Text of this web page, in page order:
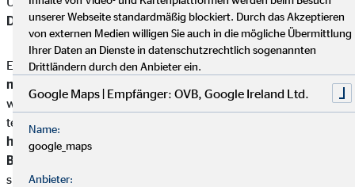
Depotund einerRentenversicherung:
Eineprivate Rentenversicherung kann lebenslang eine
monatliche Rente auszahlen,
unabhängig davon, wie alt du
wirst. Alternativ kann das angesparte Kapital auch ganz oder
teilweise auf einmal ausgezahlt werden. Bei einem
hängt die Auszahlung allein von der Entwicklung und dem
Bestand des investierten Kapitals
sind dafür meist geringer.
unserer Webseite standardmäßig blockiert. Durch das Akzeptieren
von externen Medien willigen Sie auch in die mögliche Übermittlung
Ihrer Daten an Dienste in datenschutzrechtlich sogenannten
Drittländern durch den Anbieter ein.
Google Maps | Empfänger: OVB, Google Ireland Ltd.
Name:
google_maps
Anbieter: